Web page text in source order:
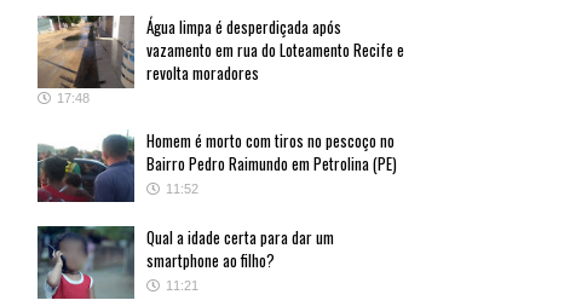
Água limpa é desperdiçada após
vazamento em rua do Loteamento Recife e
revolta moradores
17:48
Homem é morto com tiros no pescoço no
Bairro Pedro Raimundo em Petrolina (PE)
11:52
Qual a idade certa para dar um
smartphone ao filho?
11:21